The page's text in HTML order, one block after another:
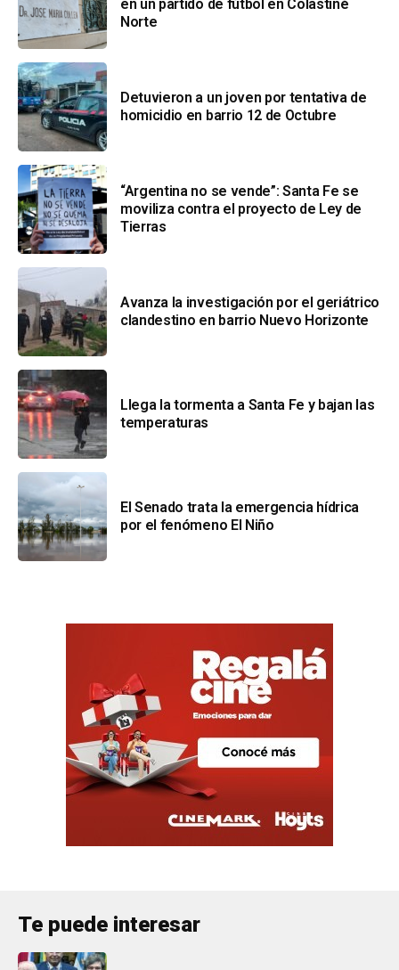
en un partido de fútbol en Colastiné
Norte
Detuvieron a un joven por tentativa de
homicidio en barrio 12 de Octubre
“Argentina no se vende”: Santa Fe se
moviliza contra el proyecto de Ley de
Tierras
Avanza la investigación por el geriátrico
clandestino en barrio Nuevo Horizonte
Llega la tormenta a Santa Fe y bajan las
temperaturas
El Senado trata la emergencia hídrica
por el fenómeno El Niño
Te puede interesar